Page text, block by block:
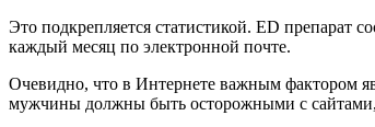
Это подкрепляется статистикой. ED препарат
каждый месяц по электронной почте.
Очевидно, что в Интернете важным фактором
мужчины должны быть осторожными с